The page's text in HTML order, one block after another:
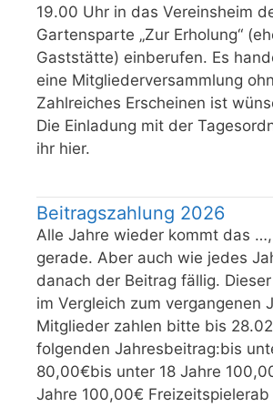
19.00 Uhr in das Vereinsheim
Gartensparte „Zur Erholung“
Gaststätte) einberufen. Es
eine Mitgliederversammlung
Zahlreiches Erscheinen ist
Die Einladung mit der
ihr hier.
Beitragszahlung 2026
Alle Jahre wieder kommt das
gerade. Aber auch wie jedes
danach der Beitrag fällig.
im Vergleich zum vergangenen
Mitglieder zahlen bitte bis
folgenden Jahresbeitrag:bis
80,00€bis unter 18 Jahre
Jahre 100,00€ Freizeitspielerab